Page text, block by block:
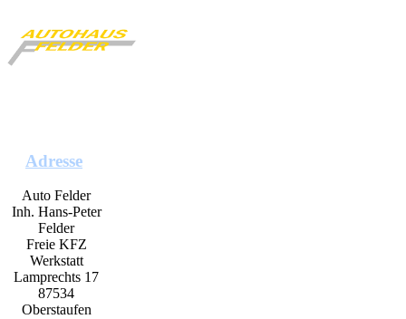
Adresse
Auto Felder
Inh. Hans-Peter
Felder
Freie KFZ
Werkstatt
Lamprechts 17
87534
Oberstaufen